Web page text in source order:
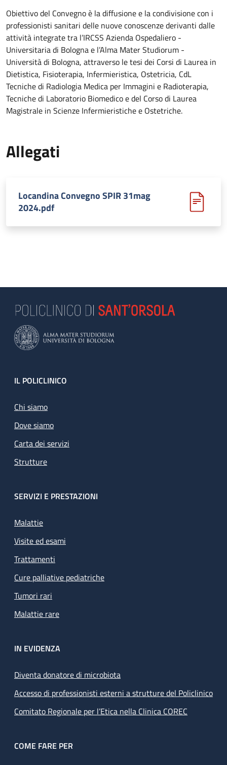
Obiettivo del Convegno è la diffusione e la condivisione con i
professionisti sanitari delle nuove conoscenze derivanti dalle
attività integrate tra l’IRCSS Azienda Ospedaliero -
Universitaria di Bologna e l’Alma Mater Studiorum -
Università di Bologna, attraverso le tesi dei Corsi di Laurea in
Dietistica, Fisioterapia, Infermieristica, Ostetricia, CdL
Tecniche di Radiologia Medica per Immagini e Radioterapia,
Tecniche di Laboratorio Biomedico e del Corso di Laurea
Magistrale in Scienze Infermieristiche e Ostetriche.
Allegati
Locandina Convegno SPIR 31mag
2024.pdf
Footer
IL POLICLINICO
Chi siamo
Dove siamo
Carta dei servizi
Strutture
SERVIZI E PRESTAZIONI
Malattie
Visite ed esami
Trattamenti
Cure palliative pediatriche
Tumori rari
Malattie rare
IN EVIDENZA
Diventa donatore di microbiota
Accesso di professionisti esterni a strutture del Policlinico
Comitato Regionale per l’Etica nella Clinica COREC
COME FARE PER